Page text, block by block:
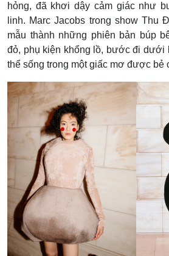
hỏng, đã khơi dậy cảm giác như
linh. Marc Jacobs trong show Thu
mẫu thành những phiên bản búp
đỏ, phụ kiện khổng lồ, bước đi dưới
thể sống trong một giấc mơ được bẻ